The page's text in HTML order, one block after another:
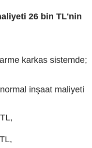
26 bin TL'nin
karkas sistemde;
inşaat maliyeti